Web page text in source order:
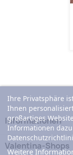
Informationen
Valentina-Shops
Ihre Privatsphäre
Ihnen
großartiges
Informationen
Weitere